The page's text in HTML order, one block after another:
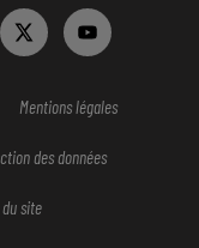
Mentions légales
des données
du site